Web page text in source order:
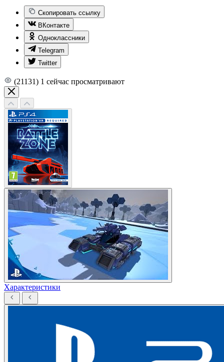
Скопировать ссылку
ВКонтакте
Одноклассники
Telegram
Twitter
(21131) 1 сейчас просматривают
Характеристики